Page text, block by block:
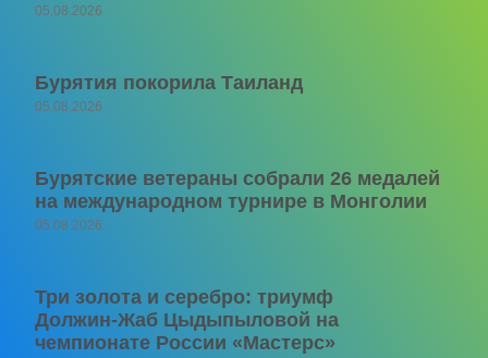
05.08.2026
Бурятия покорила Таиланд
05.08.2026
Бурятские ветераны собрали 26 медалей
на международном турнире в Монголии
05.08.2026
Три золота и серебро: триумф
Должин‑Жаб Цыдыпыловой на
чемпионате России «Мастерс»